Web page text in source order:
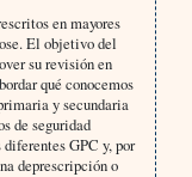
en mayores
El objetivo del
su revisión en
qué conocemos
y secundaria
de seguridad
GPC y, por
deprescripción o